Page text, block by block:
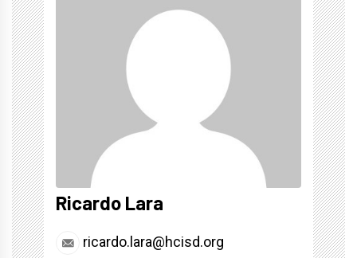
Ricardo Lara
ricardo.lara@hcisd.org